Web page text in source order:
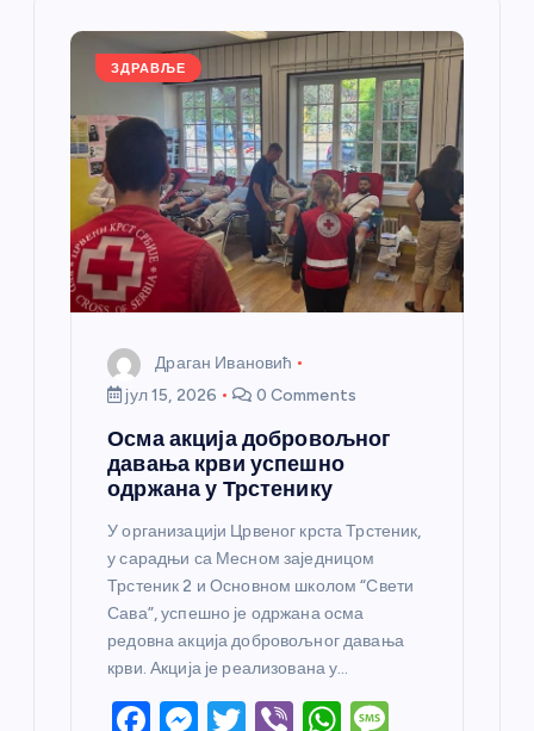
ЗДРАВЉЕ
Драган Ивановић
јул 15, 2026
0 Comments
Осма акција добровољног
давања крви успешно
одржана у Трстенику
У организацији Црвеног крста Трстеник,
у сарадњи са Месном заједницом
Трстеник 2 и Основном школом “Свети
Сава”, успешно је одржана осма
редовна акција добровољног давања
крви. Акција је реализована у…
F M T Vi W